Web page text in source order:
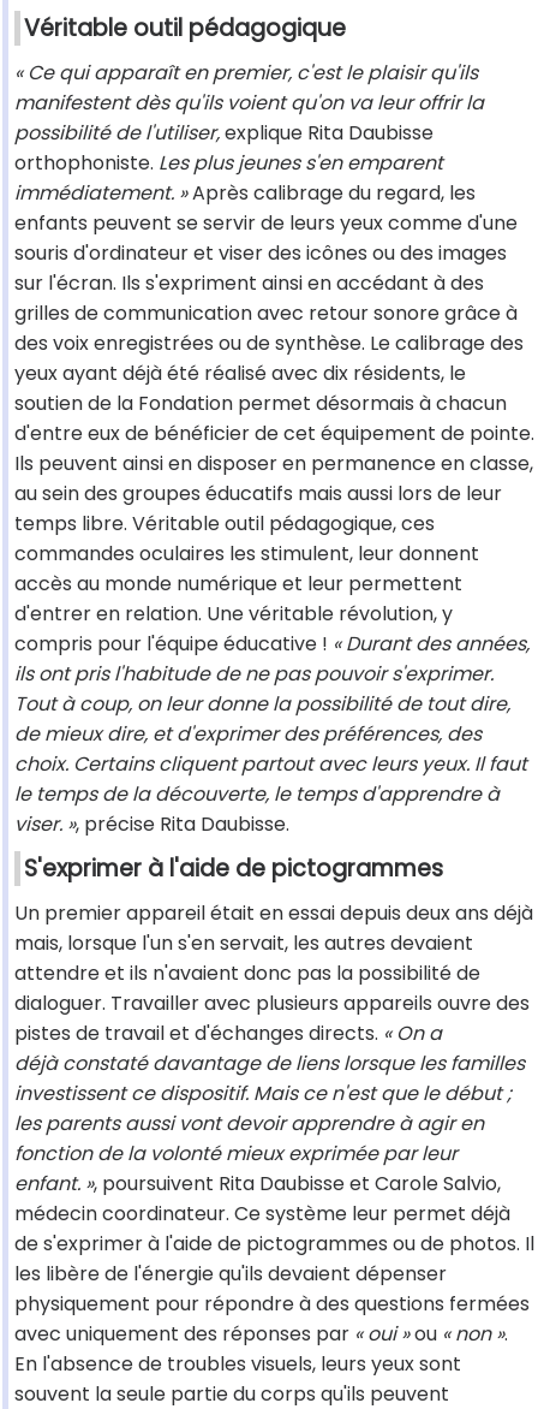
Véritable outil pédagogique
« Ce qui apparaît en premier, c'est le plaisir qu'ils
manifestent dès qu'ils voient qu'on va leur offrir la
possibilité de l'utiliser,explique Rita Daubisse
orthophoniste. Les plus jeunes s'en emparent
immédiatement. »Après calibrage du regard, les
enfants peuvent se servir de leurs yeux comme d'une
souris d'ordinateur et viser des icônes ou des images
sur l'écran. Ils s'expriment ainsi en accédant à des
grilles de communication avec retour sonore grâce à
des voix enregistrées ou de synthèse. Le calibrage des
yeux ayant déjà été réalisé avec dix résidents, le
soutien de la Fondation permet désormais à chacun
d'entre eux de bénéficier de cet équipement de pointe.
Ils peuvent ainsi en disposer en permanence en classe,
au sein des groupes éducatifs mais aussi lors de leur
temps libre. Véritable outil pédagogique, ces
commandes oculaires les stimulent, leur donnent
accès au monde numérique et leur permettent
d'entrer en relation. Une véritable révolution, y
compris pour l'équipe éducative ! « Durant des années,
ils ont pris l'habitude de ne pas pouvoir s'exprimer.
Tout à coup, on leur donne la possibilité de tout dire,
de mieux dire, et d'exprimer des préférences, des
choix. Certains cliquent partout avec leurs yeux. Il faut
le temps de la découverte, le temps d'apprendre à
viser. », précise Rita Daubisse.
S'exprimer à l'aide de pictogrammes
Un premier appareil était en essai depuis deux ans déjà
mais, lorsque l'un s'en servait, les autres devaient
attendre et ils n'avaient donc pas la possibilité de
dialoguer. Travailler avec plusieurs appareils ouvre des
pistes de travail et d'échanges directs. « On a
déjà constaté davantage de liens lorsque les familles
investissent ce dispositif. Mais ce n'est que le début ;
les parents aussi vont devoir apprendre à agir en
fonction de la volonté mieux exprimée par leur
enfant. », poursuivent Rita Daubisse et Carole Salvio,
médecin coordinateur. Ce système leur permet déjà
de s'exprimer à l'aide de pictogrammes ou de photos. Il
les libère de l'énergie qu'ils devaient dépenser
physiquement pour répondre à des questions fermées
avec uniquement des réponses par « oui »ou « non ».
En l'absence de troubles visuels, leurs yeux sont
souvent la seule partie du corps qu'ils peuvent